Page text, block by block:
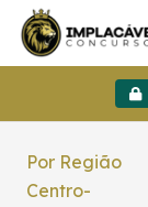
Por Região
Centro-